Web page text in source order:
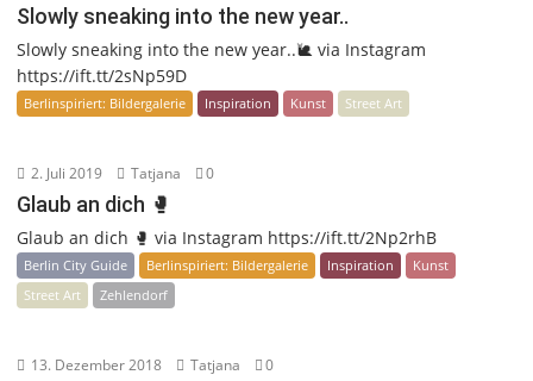
Slowly sneaking into the new year..
Slowly sneaking into the new year..🐌 via Instagram
https://ift.tt/2sNp59D
Berlinspiriert: Bildergalerie Inspiration Kunst Street Art
2. Juli 2019 Tatjana 0
Glaub an dich 🥊
Glaub an dich 🥊 via Instagram https://ift.tt/2Np2rhB
Berlin City Guide Berlinspiriert: Bildergalerie Inspiration
Kunst
Street Art
Zehlendorf
13. Dezember 2018 Tatjana 0